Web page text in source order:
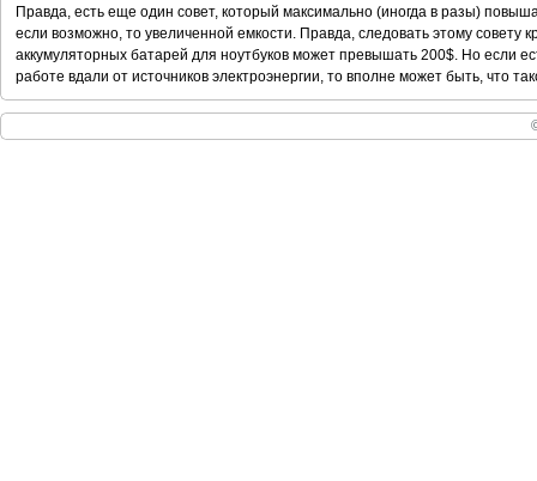
Правда, есть еще один совет, который максимально (иногда в разы)
если возможно, то увеличенной емкости. Правда, следовать этому совету
аккумуляторных батарей для ноутбуков может превышать 200$. Но если
работе вдали от источников электроэнергии, то вполне может быть, что